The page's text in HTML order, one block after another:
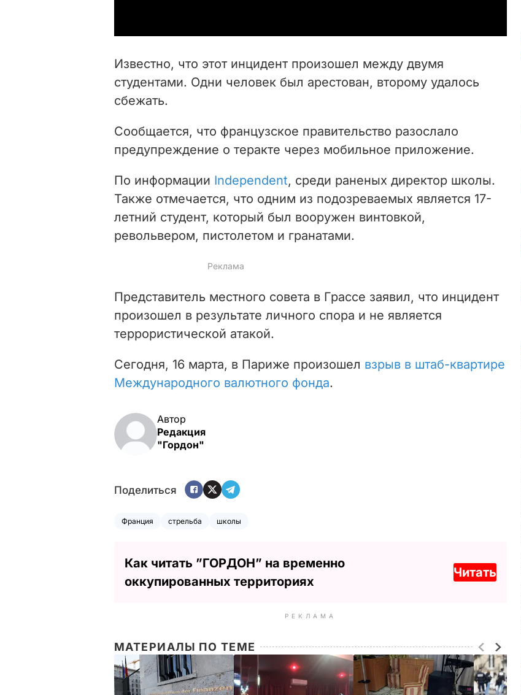
i
e
o
Известно, что этот инцидент произошел между двумя
студентами. Одни человек был арестован, второму удалось
сбежать.
Сообщается, что французское правительство разослало
предупреждение о теракте через мобильное приложение.
По информации Independent, среди раненых директор школы.
Также отмечается, что одним из подозреваемых является 17-
летний студент, который был вооружен винтовкой,
револьвером, пистолетом и гранатами.
Представитель местного совета в Грассе заявил, что инцидент
произошел в результате личного спора и не является
террористической атакой.
Сегодня, 16 марта, в Париже произошел взрыв в штаб-квартире
Международного валютного фонда.
Автор
Редакция
"Гордон"
Поделиться
Франция стрельба школы
Как читать ”ГОРДОН” на временно
оккупированных территориях
Читать
РЕКЛАМА
МАТЕРИАЛЫ ПО ТЕМЕ